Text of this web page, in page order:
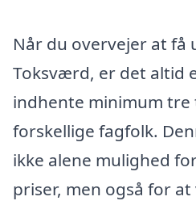
Når du overvejer at
Toksværd, er det altid
indhente minimum tre
forskellige fagfolk.
ikke alene mulighed
priser, men også for